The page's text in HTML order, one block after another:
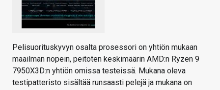
Pelisuorituskyvyn osalta prosessori on yhtiön mukaan
maailman nopein, peitoten keskimäärin AMD:n Ryzen 9
7950X3D:n yhtiön omissa testeissä. Mukana oleva
testipatteristo sisältää runsaasti pelejä ja mukana on